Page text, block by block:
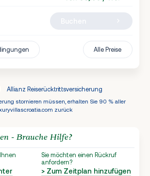
Alle Preise
Allianz Reiserücktrittsversicherung
stornieren müssen, erhalten Sie 90 % aller
zurück
- Brauche Hilfe?
Sie möchten einen Rückruf
anfordern?
> Zum Zeitplan hinzufügen